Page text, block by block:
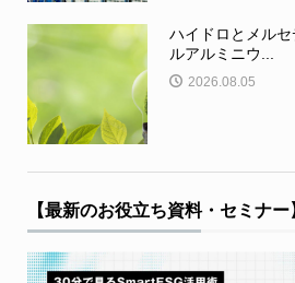
ハイドロとメル
ルアルミニウ...
2026.08.05
【最新のお役立ち資料・セミナー